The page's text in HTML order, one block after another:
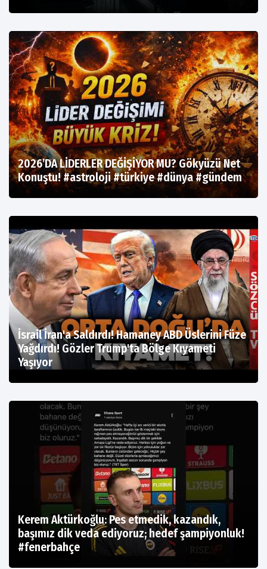
2026’DA LİDERLER DEĞİŞİYOR MU? Gökyüzü Net
Konuştu! #astroloji #türkiye #dünya #gündem
İsrail İran'a Saldırdı! Hamaney ABD Üslerini Füze
Yağdırdı! Gözler Trump'ta Bölge Kıyameti
Yaşıyor
Kerem Aktürkoğlu: Pes etmedik, kazandık,
başımız dik veda ediyoruz; hedef şampiyonluk!
#fenerbahçe